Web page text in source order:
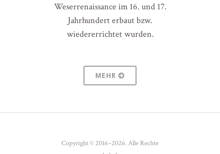
Weserrenaissance im 16. und 17.
Jahrhundert erbaut bzw.
wiedererrichtet wurden.
MEHR
Copyright © 2016–2026. Alle Rechte